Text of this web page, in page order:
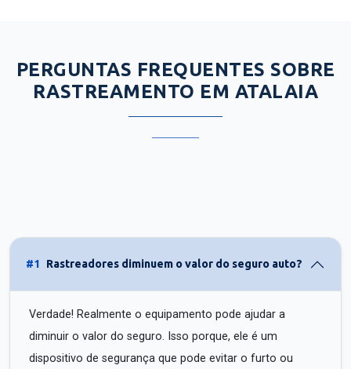
PERGUNTAS FREQUENTES SOBRE
RASTREAMENTO EM ATALAIA
#1 Rastreadores diminuem o valor do seguro auto?
Verdade! Realmente o equipamento pode ajudar a
diminuir o valor do seguro. Isso porque, ele é um
dispositivo de segurança que pode evitar o furto ou